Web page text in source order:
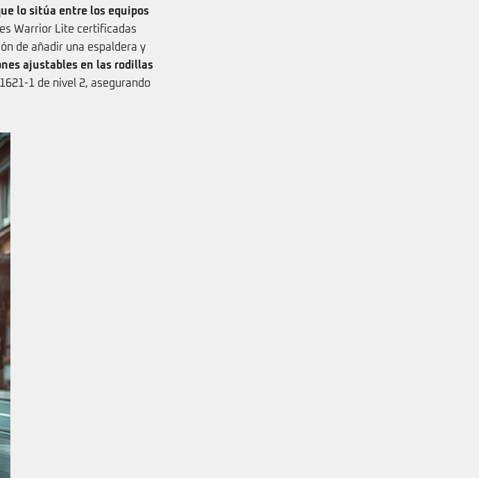
lo sitúa entre los equipos
Warrior Lite certificadas
de añadir una espaldera y
ajustables en las rodillas
1 de nivel 2, asegurando